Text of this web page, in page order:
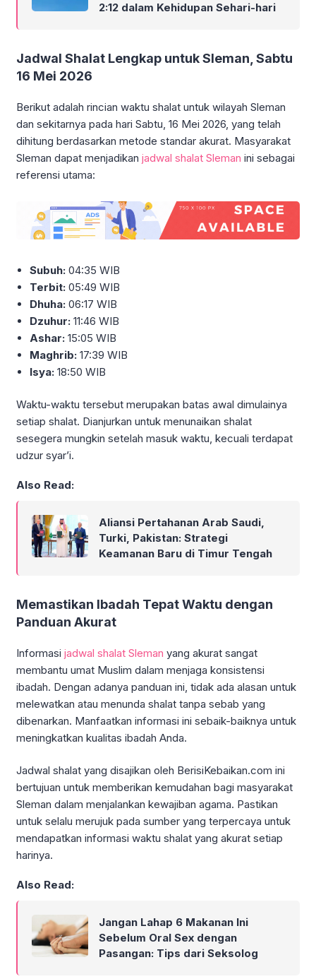
2:12 dalam Kehidupan Sehari-hari
Jadwal Shalat Lengkap untuk Sleman, Sabtu
16 Mei 2026
Berikut adalah rincian waktu shalat untuk wilayah Sleman
dan sekitarnya pada hari Sabtu, 16 Mei 2026, yang telah
dihitung berdasarkan metode standar akurat. Masyarakat
Sleman dapat menjadikan jadwal shalat Sleman ini sebagai
referensi utama:
Subuh: 04:35 WIB
Terbit: 05:49 WIB
Dhuha: 06:17 WIB
Dzuhur: 11:46 WIB
Ashar: 15:05 WIB
Maghrib: 17:39 WIB
Isya: 18:50 WIB
Waktu-waktu tersebut merupakan batas awal dimulainya
setiap shalat. Dianjurkan untuk menunaikan shalat
sesegera mungkin setelah masuk waktu, kecuali terdapat
udzur syar’i.
Also Read:
Aliansi Pertahanan Arab Saudi,
Turki, Pakistan: Strategi
Keamanan Baru di Timur Tengah
Memastikan Ibadah Tepat Waktu dengan
Panduan Akurat
Informasi jadwal shalat Sleman yang akurat sangat
membantu umat Muslim dalam menjaga konsistensi
ibadah. Dengan adanya panduan ini, tidak ada alasan untuk
melewatkan atau menunda shalat tanpa sebab yang
dibenarkan. Manfaatkan informasi ini sebaik-baiknya untuk
meningkatkan kualitas ibadah Anda.
Jadwal shalat yang disajikan oleh BerisiKebaikan.com ini
bertujuan untuk memberikan kemudahan bagi masyarakat
Sleman dalam menjalankan kewajiban agama. Pastikan
untuk selalu merujuk pada sumber yang terpercaya untuk
mendapatkan informasi waktu shalat yang akurat setiap
harinya.
Also Read:
Jangan Lahap 6 Makanan Ini
Sebelum Oral Sex dengan
Pasangan: Tips dari Seksolog